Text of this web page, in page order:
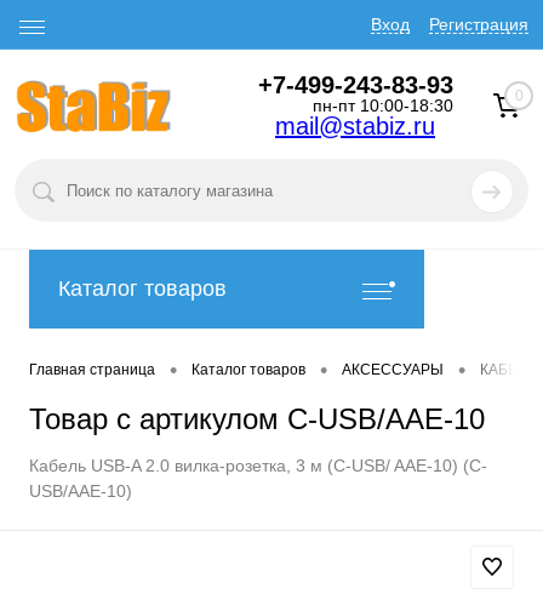
Вход Регистрация
+7-499-243-83-93
пн-пт 10:00-18:30
mail@stabiz.ru
0
Каталог товаров
Главная страница • Каталог товаров • АКСЕССУАРЫ •
Товар с артикулом C-USB/AAE-10
Кабель USB-A 2.0 вилка-розетка, 3 м (C-USB/ AAE-10) (C-
USB/AAE-10)